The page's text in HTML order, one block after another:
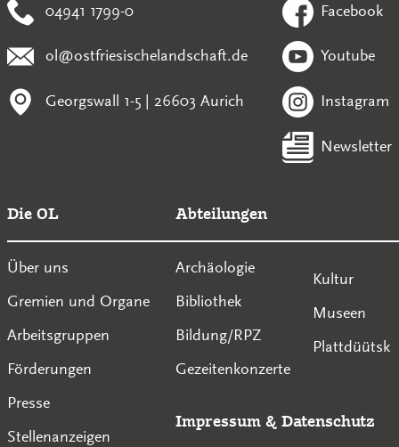
04941 1799-0
ol@ostfriesischelandschaft.de
Georgswall 1-5 | 26603 Aurich
Facebook
Youtube
Instagram
Newsletter
Die OL
Über uns
Gremien und Organe
Arbeitsgruppen
Förderungen
Presse
Stellenanzeigen
Abteilungen
Archäologie
Bibliothek
Bildung/RPZ
Gezeitenkonzerte
Kultur
Museen
Plattdüütsk
Impressum & Datenschutz